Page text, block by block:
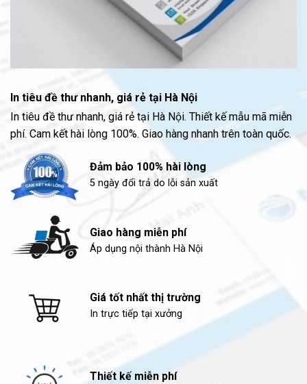
In tiêu đề thư nhanh, giá rẻ tại Hà Nội
In tiêu đề thư nhanh, giá rẻ tại Hà Nội. Thiết kế mẫu mã miễn
phí. Cam kết hài lòng 100%. Giao hàng nhanh trên toàn quốc.
Đảm bảo 100% hài lòng
5 ngày đổi trả do lỗi sản xuất
Giao hàng miễn phí
Áp dụng nội thành Hà Nội
Giá tốt nhất thị trường
In trực tiếp tại xưởng
Thiết kế miễn phí